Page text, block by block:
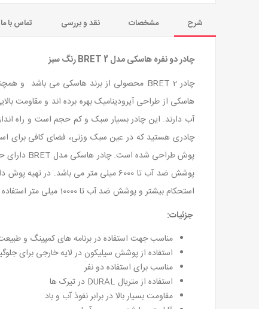
شرح مشخصات نقد و بررسی تماس با ما
چادر دو نفره هاسکی مدل BRET 2
رنگ سبز
هاسکی از طراحی آیرودینامیک بهره برده اند و مقاومت
آب دارند. این چادر بسیار سبک و کم حجم است و راه
استحکام بیشتر و پوشش ضد آب تا 10000 میلی متر استفاده شده است.
جزئیات:
مناسب جهت استفاده در برنامه های کمپینگ و
استفاده از پوشش سیلیکون در لایه خارجی برای
مناسب برای استفاده دو نفر
استفاده از متریال DURAL در تیرک ها
مقاومت بسیار بالا در برابر نفوذ آب و باد